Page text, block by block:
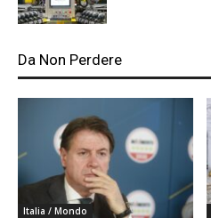
Da Non Perdere
Italia / Mondo